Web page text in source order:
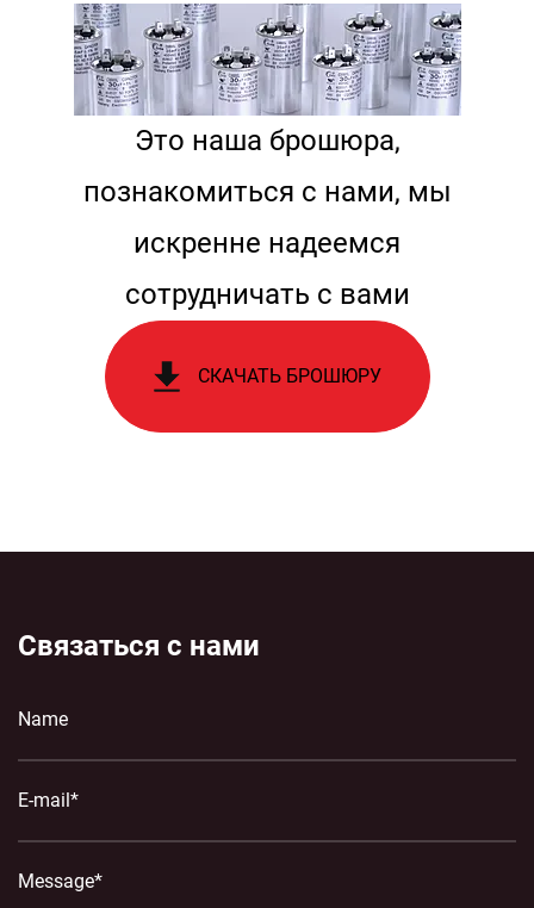
Это наша брошюра,
познакомиться с нами, мы
искренне надеемся
сотрудничать с вами
СКАЧАТЬ БРОШЮРУ
Связаться с нами